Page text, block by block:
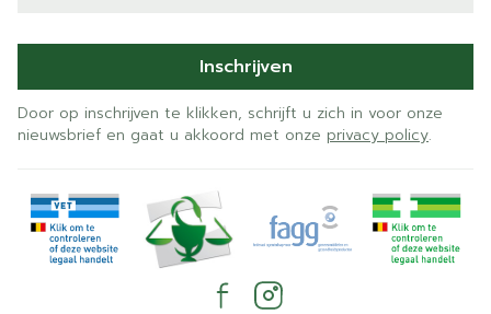
Inschrijven
Door op inschrijven te klikken, schrijft u zich in voor onze
nieuwsbrief en gaat u akkoord met onze privacy policy.